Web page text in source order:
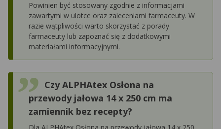
Powinien być stosowany zgodnie z informacjami
zawartymi w ulotce oraz zaleceniami farmaceuty. W
razie wątpliwości warto skorzystać z porady
farmaceuty lub zapoznać się z dodatkowymi
materiałami informacyjnymi.
Czy ALPHAtex Osłona na
przewody jałowa 14 x 250 cm ma
zamiennik bez recepty?